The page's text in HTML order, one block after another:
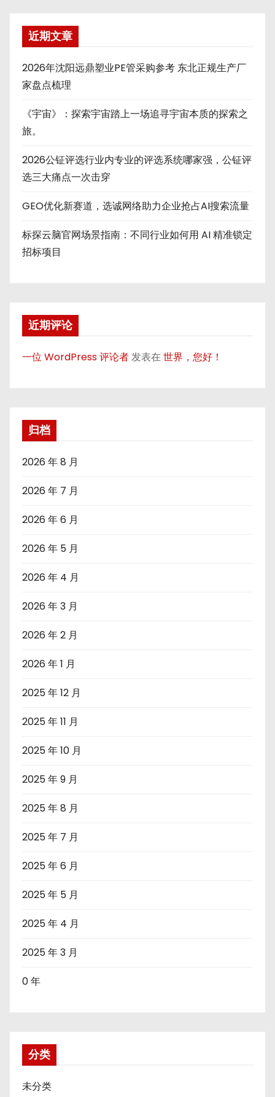
近期文章
2026年沈阳远鼎塑业PE管采购参考 东北正规生产厂
家盘点梳理
《宇宙》：探索宇宙踏上一场追寻宇宙本质的探索之
旅。
2026公钲评选行业内专业的评选系统哪家强，公钲评
选三大痛点一次击穿
GEO优化新赛道，选诚网络助力企业抢占AI搜索流量
标探云脑官网场景指南：不同行业如何用 AI 精准锁定
招标项目
近期评论
一位 WordPress 评论者发表在世界，您好！
归档
2026 年 8 月
2026 年 7 月
2026 年 6 月
2026 年 5 月
2026 年 4 月
2026 年 3 月
2026 年 2 月
2026 年 1 月
2025 年 12 月
2025 年 11 月
2025 年 10 月
2025 年 9 月
2025 年 8 月
2025 年 7 月
2025 年 6 月
2025 年 5 月
2025 年 4 月
2025 年 3 月
0 年
分类
未分类